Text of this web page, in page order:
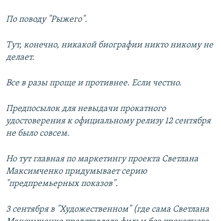
По поводу "Рыжего".
Тут, конечно, никакой биографии никто никому не
делает.
Все в разы проще и противнее. Если честно.
Предпосылок для невыдачи прокатного
удостоверения к официальному релизу 12 сентября
не было совсем.
Но тут главная по маркетингу проекта Светлана
Максимченко придумывает серию
"предпремьерных показов".
3 сентября в "Художественном" (где сама Светлана